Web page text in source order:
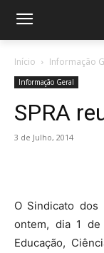
Início Informação
Informação Geral
SPRA
3 de Julho, 2014
O Sindicato dos
ontem, dia 1
Educação,